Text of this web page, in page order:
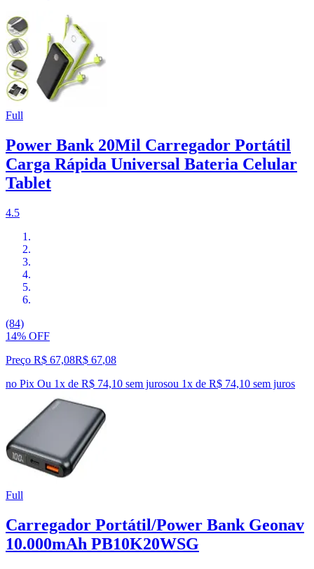
Full
Power Bank 20Mil Carregador Portátil
Carga Rápida Universal Bateria Celular
Tablet
4.5
(84)
14% OFF
Preço R$ 67,08R$ 67,08
no Pix Ou 1x de R$ 74,10 sem jurosou 1x de R$ 74,10 sem juros
Full
Carregador Portátil/Power Bank Geonav
10.000mAh PB10K20WSG